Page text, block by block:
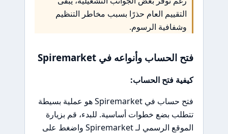
التقييم العام حذرًا بسبب مخاطر التنظيم
وشفافية الرسوم.
فتح الحساب وأنواعه في Spiremarket
كيفية فتح الحساب:
فتح حساب في Spiremarket هو عملية بسيطة
تتطلب بضع خطوات أساسية. للبدء، قم بزيارة
الموقع الرسمي لـ Spiremarket واضغط على